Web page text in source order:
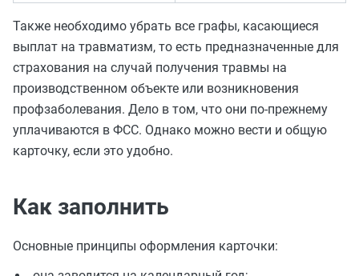
Также необходимо убрать все графы, касающиеся
выплат на травматизм, то есть предназначенные для
страхования на случай получения травмы на
производственном объекте или возникновения
профзаболевания. Дело в том, что они по-прежнему
уплачиваются в ФСС. Однако можно вести и общую
карточку, если это удобно.
Как заполнить
Основные принципы оформления карточки: